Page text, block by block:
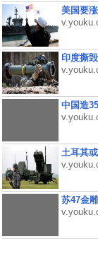
美国要
印度撕
中国造
土耳其
苏47金